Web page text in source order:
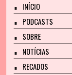
INÍCIO
PODCASTS
SOBRE
NOTÍCIAS
RECADOS